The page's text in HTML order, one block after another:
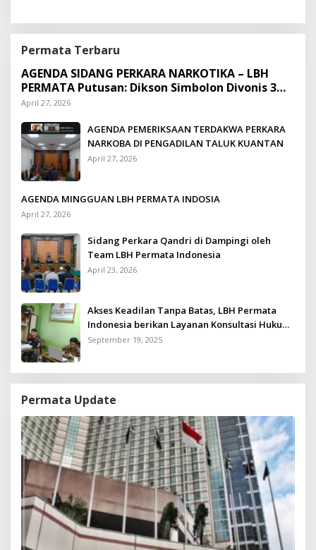
Permata Terbaru
AGENDA SIDANG PERKARA NARKOTIKA – LBH
PERMATA Putusan: Dikson Simbolon Divonis 3
Tahun Penjara
April 27, 2026
AGENDA PEMERIKSAAN TERDAKWA PERKARA
NARKOBA DI PENGADILAN TALUK KUANTAN
April 27, 2026
AGENDA MINGGUAN LBH PERMATA INDOSIA
April 27, 2026
Sidang Perkara Qandri di Dampingi oleh
Team LBH Permata Indonesia
April 23, 2026
Akses Keadilan Tanpa Batas, LBH Permata
Indonesia berikan Layanan Konsultasi Hukum
Gratis untuk Kurang Mampu
September 19, 2025
Permata Update